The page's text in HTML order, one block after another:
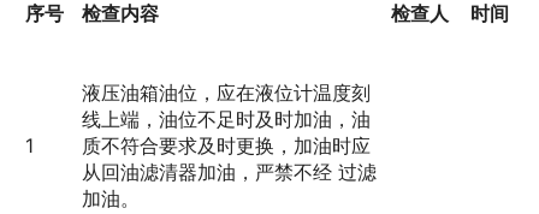
序号 检查内容 检查人 时间
1
液压油箱油位，应在液位计温度刻
线上端，油位不足时及时加油，油
质不符合要求及时更换，加油时应
从回油滤清器加油，严禁不经 过滤
加油。